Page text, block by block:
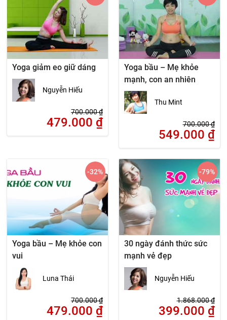
Yoga giảm eo giữ dáng
Nguyễn Hiếu
700.000₫
479.000 ₫
Yoga bầu – Mẹ khỏe
mạnh, con an nhiên
Thu Mint
700.000₫
549.000 ₫
Yoga bầu – Mẹ khỏe con
vui
Luna Thái
700.000₫
479.000 ₫
-32%
30 ngày đánh thức sức
mạnh vẻ đẹp
Nguyễn Hiếu
1.868.000₫
399.000 ₫
-79%